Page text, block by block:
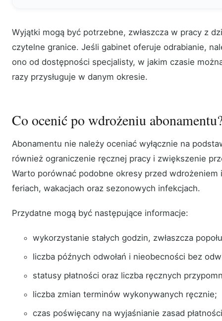
Wyjątki mogą być potrzebne, zwłaszcza w pracy z
czytelne granice. Jeśli gabinet oferuje odrabianie,
ono od dostępności specjalisty, w jakim czasie
razy przysługuje w danym okresie.
Co ocenić po wdrożeniu
Abonamentu nie należy oceniać wyłącznie na
również ograniczenie ręcznej pracy i zwiększenie
Warto porównać podobne okresy przed wdrożeniem
feriach, wakacjach oraz sezonowych infekcjach.
Przydatne mogą być następujące informacje:
wykorzystanie stałych godzin, zwłaszcza
liczba późnych odwołań i nieobecności bez
statusy płatności oraz liczba ręcznych
liczba zmian terminów wykonywanych ręcznie;
czas poświęcany na wyjaśnianie zasad